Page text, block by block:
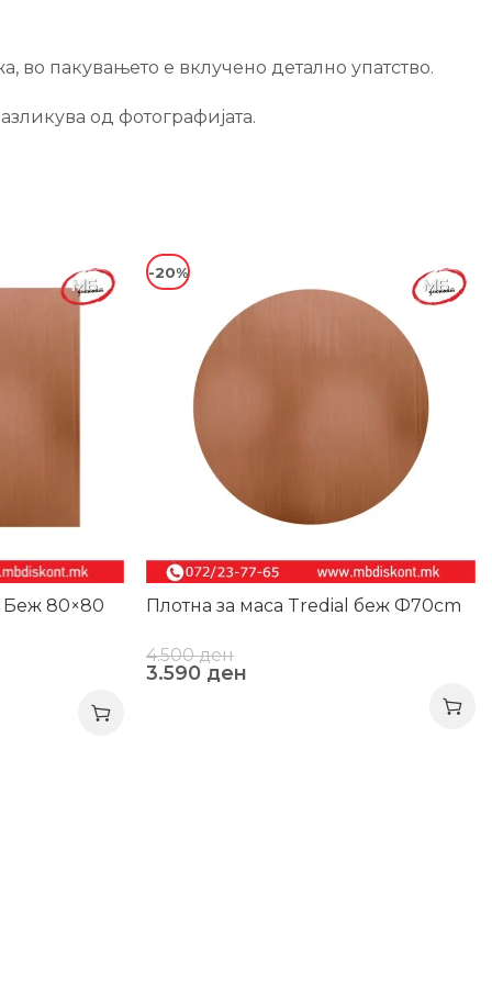
пакувањето е вклучено детално упатство.
од фотографијата.
Беж 80×80
-20%
Плотна за маса Tredial беж Ф70cm
4.500ден
3.590 ден